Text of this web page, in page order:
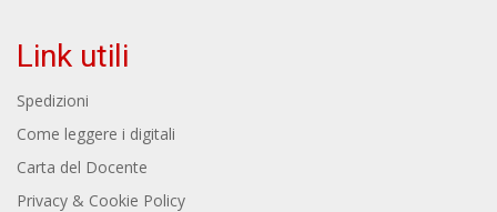
Link utili
Spedizioni
Come leggere i digitali
Carta del Docente
Privacy & Cookie Policy